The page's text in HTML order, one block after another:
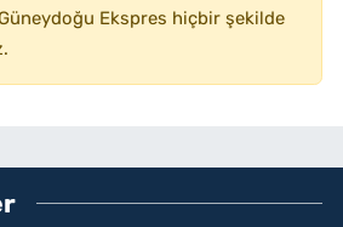
Ekspres hiçbir şekilde